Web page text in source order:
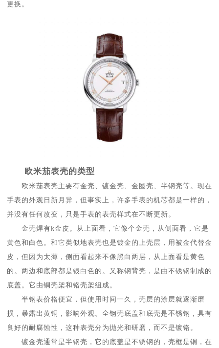
更换。
欧米茄表壳的类型
欧米茄表壳主要有金壳、镀金壳、金圈壳、半钢壳等。现在
手表的外观日新月异，但事实上，许多手表的机芯都是一样的，
并没有任何改变，只是手表的表壳样式在不断更新。
金壳焊有k金皮。从上面看，它像个金壳，从侧面看，它是
黄色和白色。和它类似地表壳也是镀金的上壳层，用被金代替金
皮，但因为太薄，侧面看起来不像黑白两层，从上面看是黄色
的。两边和底部都是银白色的。又称钢背壳，是由不锈钢制成的
底盖。它由铜壳架和铬壳架组成。
半钢表价格便宜，但使用时间一久，壳层的涂层就逐渐磨
损，暴露出黄铜，影响外观。全钢壳底盖和底壳是不锈钢，具有
良好的耐腐蚀性，这种表壳分为抛光和研磨，而不是镀铬。
镀金壳通常是半钢壳，它的底盖是不锈钢的，壳框是铜，在